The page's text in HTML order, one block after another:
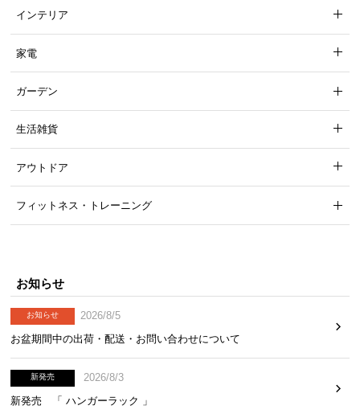
ウォッシャブルカバーでお手入れ楽々
インテリア
家電
ガーデン
生活雑貨
アウトドア
フィットネス・トレーニング
お知らせ
お知らせ
2026/8/5
お盆期間中の出荷・配送・お問い合わせについて
新発売
2026/8/3
新発売 「 ハンガーラック 」